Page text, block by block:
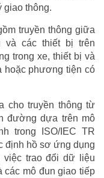
giao thông.
truyền thông giữa
và các thiết bị trên
trong xe, thiết bị và
hoặc phương tiện có
cho truyền thông từ
đường dựa trên mô
trong ISO/IEC TR
định hồ sơ ứng dụng
trao đổi dữ liệu
các mô đun giao tiếp